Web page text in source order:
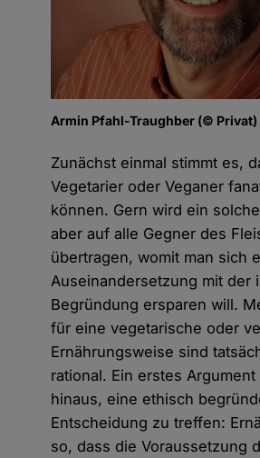
Armin Pfahl-Traughber (© Privat)
Zunächst einmal stimmt es,
Vegetarier oder Veganer
können. Gern wird ein
aber auf alle Gegner des
übertragen, womit man sich
Auseinandersetzung mit der
Begründung ersparen will.
für eine vegetarische oder
Ernährungsweise sind
rational. Ein erstes
hinaus, eine ethisch
Entscheidung zu treffen:
so, dass die Voraussetzung